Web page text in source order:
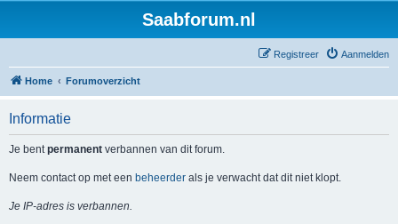
Saabforum.nl
Aanmelden
Registreer
Home Forumoverzicht
Informatie
Je bentpermanent verbannen van dit forum.
Neem contact op met een beheerder als je verwacht dat dit niet klopt.
Je IP-adres is verbannen.